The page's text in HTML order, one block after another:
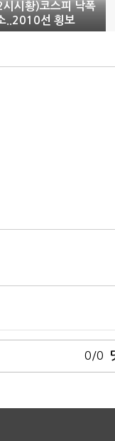
시황)코스피 낙폭
..2010선 횡보
0/0